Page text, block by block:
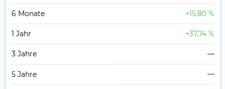
6 Monate +15,80 %
1 Jahr +37,74 %
3 Jahre —
5 Jahre —